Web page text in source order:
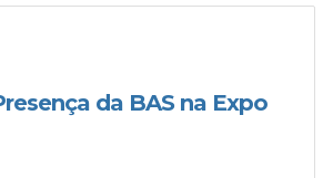
da BAS na Expo